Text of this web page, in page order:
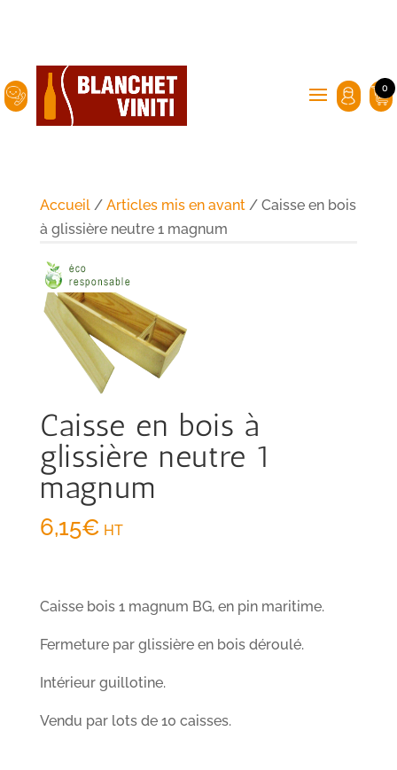
0
Accueil/ Articles mis en avant/ Caisse en bois
à glissière neutre 1 magnum
Caisse en bois à
glissière neutre 1
magnum
6,15€ HT
Caisse bois 1 magnum BG, en pin maritime.
Fermeture par glissière en bois déroulé.
Intérieur guillotine.
Vendu par lots de 10 caisses.